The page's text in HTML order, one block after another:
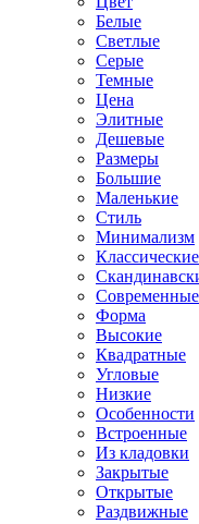
Белые
Светлые
Серые
Темные
Цена
Элитные
Дешевые
Размеры
Большие
Маленькие
Стиль
Минимализм
Классические
Современные
Форма
Высокие
Квадратные
Угловые
Низкие
Особенности
Встроенные
Из кладовки
Закрытые
Открытые
Раздвижные